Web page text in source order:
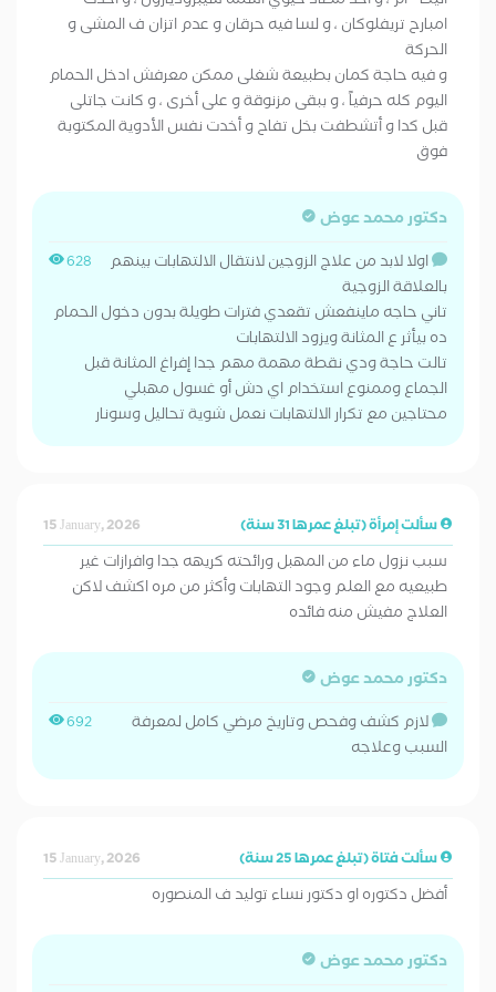
امبارح تريفلوكان ، و لسا فيه حرقان و عدم اتزان ف المشى و
الحركة
و فيه حاجة كمان بطبيعة شغلى ممكن معرفش ادخل الحمام
اليوم كله حرفياً ، و ببقى مزنوقة و على أخرى ، و كانت جاتلى
قبل كدا و أتشطفت بخل تفاح و أخدت نفس الأدوية المكتوبة
فوق
دكتور محمد عوض
628
اولا لابد من علاج الزوجين لانتقال الالتهابات بينهم
بالعلاقة الزوجية
تاني حاجه ماينفعش تقعدي فترات طويلة بدون دخول الحمام
ده بيأثر ع المثانة ويزود الالتهابات
تالت حاجة ودي نقطة مهمة مهم جدا إفراغ المثانة قبل
الجماع وممنوع استخدام اي دش أو غسول مهبلي
محتاجين مع تكرار الالتهابات نعمل شوية تحاليل وسونار
سألت إمرأة (تبلغ عمرها 31 سنة) 15 January, 2026
سبب نزول ماء من المهبل ورائحته كريهه جدا وافرازات غير
طبيعيه مع العلم وجود التهابات وأكثر من مره اكشف لاكن
العلاج مفيش منه فائده
دكتور محمد عوض
692
لازم كشف وفحص وتاريخ مرضي كامل لمعرفة
السبب وعلاجه
سألت فتاة (تبلغ عمرها 25 سنة) 15 January, 2026
أفضل دكتوره او دكتور نساء توليد ف المنصوره
دكتور محمد عوض